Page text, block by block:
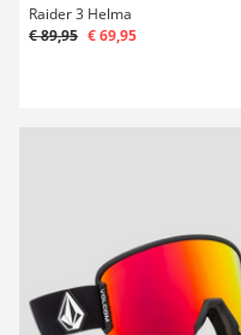
Raider 3 Helma
€ 89,95 € 69,95